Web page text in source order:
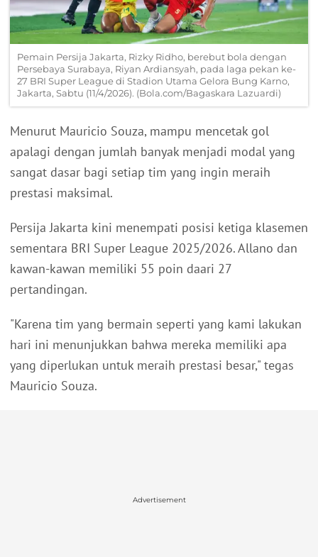
Pemain Persija Jakarta, Rizky Ridho, berebut bola dengan
Persebaya Surabaya, Riyan Ardiansyah, pada laga pekan ke-
27 BRI Super League di Stadion Utama Gelora Bung Karno,
Jakarta, Sabtu (11/4/2026). (Bola.com/Bagaskara Lazuardi)
Menurut Mauricio Souza, mampu mencetak gol
apalagi dengan jumlah banyak menjadi modal yang
sangat dasar bagi setiap tim yang ingin meraih
prestasi maksimal.
Persija Jakarta kini menempati posisi ketiga klasemen
sementara BRI Super League 2025/2026. Allano dan
kawan-kawan memiliki 55 poin daari 27
pertandingan.
"Karena tim yang bermain seperti yang kami lakukan
hari ini menunjukkan bahwa mereka memiliki apa
yang diperlukan untuk meraih prestasi besar," tegas
Mauricio Souza.
Advertisement